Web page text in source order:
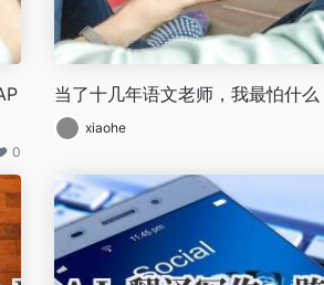
0
当了十几年语文老师，我最怕什么
xiaohe